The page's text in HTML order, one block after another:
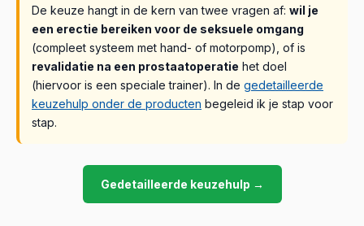
De keuze hangt in de kern van twee vragen af: wil je
een erectie bereiken voor de seksuele omgang
(compleet systeem met hand- of motorpomp), of is
revalidatie na een prostaatoperatie het doel
(hiervoor is een speciale trainer). In de gedetailleerde
keuzehulp onder de producten begeleid ik je stap voor
stap.
Gedetailleerde keuzehulp →